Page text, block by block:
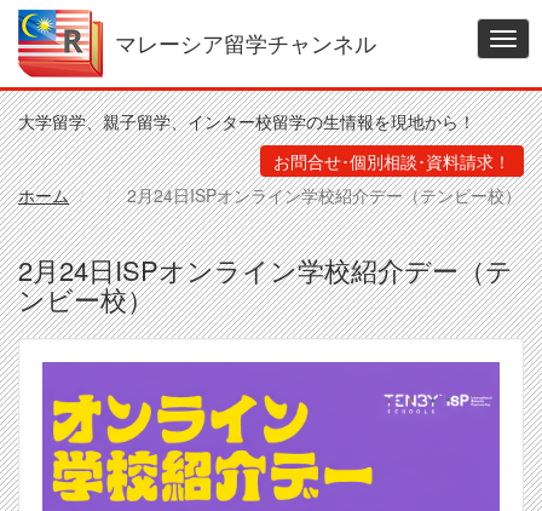
コ
ン
テ
ン
ツ
に
移
動
マレーシア留学チャンネル
大学留学、親子留学、インター校留学の生情報を現地から！
お問合せ･個別相談･資料請求！
ホーム
2月24日ISPオンライン学校紹介デー（テンビー校）
2月24日ISPオンライン学校紹介デー（テ
ンビー校）